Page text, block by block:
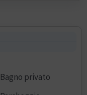
Bagno privato